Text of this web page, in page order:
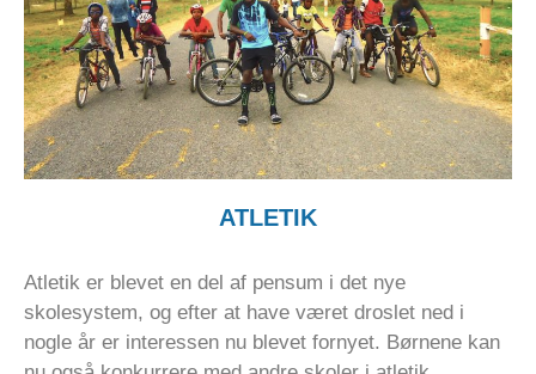
ATLETIK
Atletik er blevet en del af pensum i det nye
skolesystem, og efter at have været droslet ned i
nogle år er interessen nu blevet fornyet. Børnene kan